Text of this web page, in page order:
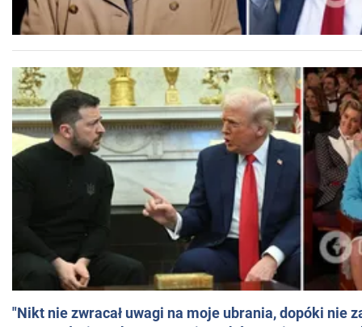
"Nikt nie zwracał uwagi na moje ubrania, dopóki nie